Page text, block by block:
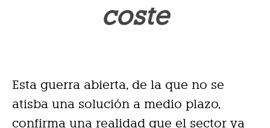
coste
Esta guerra abierta, de la que no se
atisba una solución a medio plazo,
confirma una realidad que el sector ya